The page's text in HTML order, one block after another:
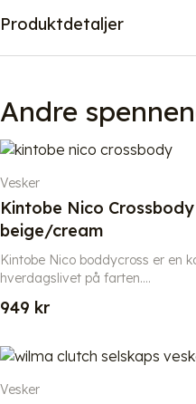
Produktdetaljer
Andre
Vesker
Kintobe Nico
beige/cream
Kintobe Nico boddycross er en
hverdagslivet på farten....
949 kr
Vesker